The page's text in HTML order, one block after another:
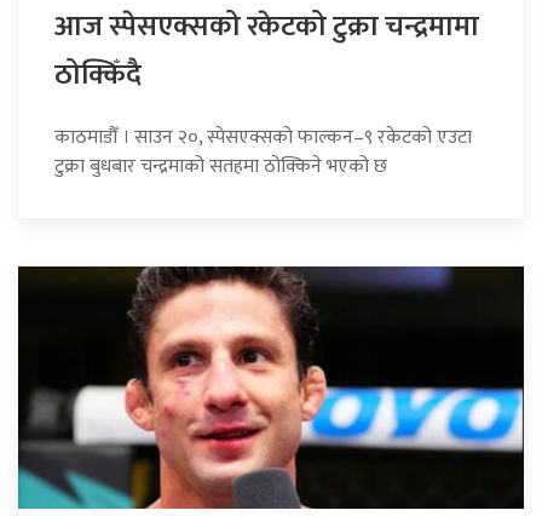
आज स्पेसएक्सको रकेटको टुक्रा चन्द्रमामा
ठोक्किँदै
काठमाडौँ । साउन २०, स्पेसएक्सको फाल्कन–९ रकेटको एउटा
टुक्रा बुधबार चन्द्रमाको सतहमा ठोक्किने भएको छ